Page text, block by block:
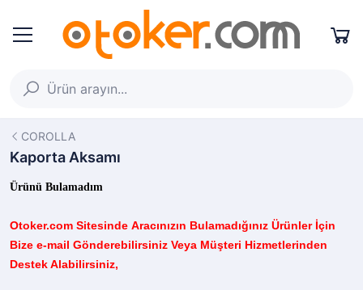
COROLLA
Kaporta Aksamı
Ürünü Bulamadım
Otoker.com Sitesinde Aracınızın Bulamadığınız Ürünler İçin
Bize e-mail Gönderebilirsiniz Veya Müşteri Hizmetlerinden
Destek Alabilirsiniz,